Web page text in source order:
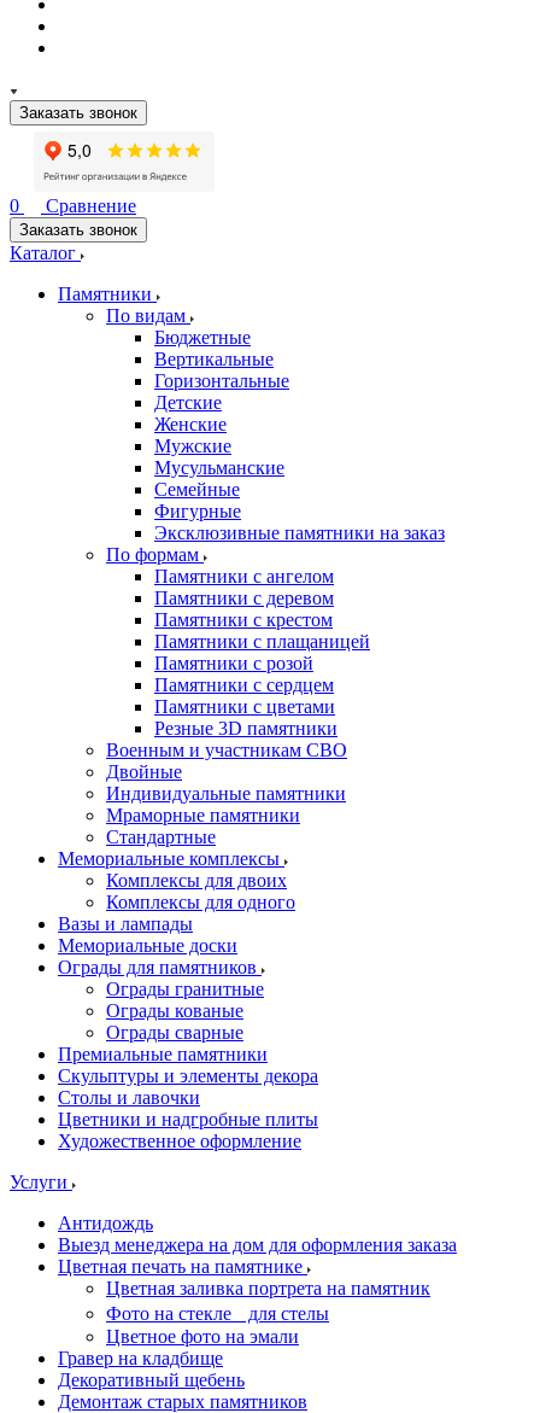
Заказать звонок
0 Сравнение
Заказать звонок
Каталог
Памятники
По видам
Бюджетные
Вертикальные
Горизонтальные
Детские
Женские
Мужские
Мусульманские
Семейные
Фигурные
Эксклюзивные памятники на заказ
По формам
Памятники с ангелом
Памятники с деревом
Памятники с крестом
Памятники с плащаницей
Памятники с розой
Памятники с сердцем
Памятники с цветами
Резные 3D памятники
Военным и участникам СВО
Двойные
Индивидуальные памятники
Мраморные памятники
Стандартные
Мемориальные комплексы
Комплексы для двоих
Комплексы для одного
Вазы и лампады
Мемориальные доски
Ограды для памятников
Ограды гранитные
Ограды кованые
Ограды сварные
Премиальные памятники
Скульптуры и элементы декора
Столы и лавочки
Цветники и надгробные плиты
Художественное оформление
Услуги
Антидождь
Выезд менеджера на дом для оформления заказа
Цветная печать на памятнике
Цветная заливка портрета на памятник
Фото на стекле для стелы
Цветное фото на эмали
Гравер на кладбище
Декоративный щебень
Демонтаж старых памятников